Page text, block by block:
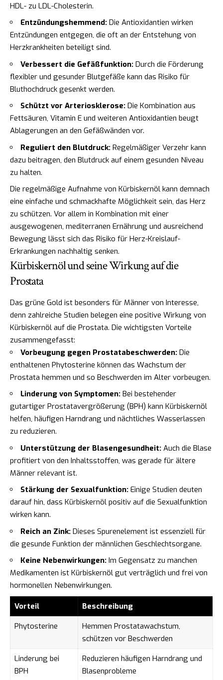
HDL- zu LDL-Cholesterin.
Entzündungshemmend: Die Antioxidantien wirken
Entzündungen entgegen, die oft an der Entstehung von
Herzkrankheiten beteiligt sind.
Verbessert die Gefäßfunktion: Durch die Förderung
flexibler und gesunder Blutgefäße kann das Risiko für
Bluthochdruck gesenkt werden.
Schützt vor Arteriosklerose: Die Kombination aus
Fettsäuren, Vitamin E und weiteren Antioxidantien beugt
Ablagerungen an den Gefäßwänden vor.
Reguliert den Blutdruck: Regelmäßiger Verzehr kann
dazu beitragen, den Blutdruck auf einem gesunden Niveau
zu halten.
Die regelmäßige Aufnahme von Kürbiskernöl kann demnach
eine einfache und schmackhafte Möglichkeit sein, das Herz
zu schützen. Vor allem in Kombination mit einer
ausgewogenen, mediterranen Ernährung und ausreichend
Bewegung lässt sich das Risiko für Herz-Kreislauf-
Erkrankungen nachhaltig senken.
Kürbiskernöl und seine Wirkung auf die
Prostata
Das grüne Gold ist besonders für Männer von Interesse,
denn zahlreiche Studien belegen eine positive Wirkung von
Kürbiskernöl auf die Prostata. Die wichtigsten Vorteile
zusammengefasst:
Vorbeugung gegen Prostatabeschwerden: Die
enthaltenen Phytosterine können das Wachstum der
Prostata hemmen und so Beschwerden im Alter vorbeugen.
Linderung von Symptomen: Bei bestehender
gutartiger Prostatavergrößerung (BPH) kann Kürbiskernöl
helfen, häufigen Harndrang und nächtliches Wasserlassen
zu reduzieren.
Unterstützung der Blasengesundheit: Auch die Blase
profitiert von den Inhaltsstoffen, was gerade für ältere
Männer relevant ist.
Stärkung der Sexualfunktion: Einige Studien deuten
darauf hin, dass Kürbiskernöl positiv auf die Sexualfunktion
wirken kann.
Reich an Zink: Dieses Spurenelement ist essenziell für
die gesunde Funktion der männlichen Geschlechtsorgane.
Keine Nebenwirkungen: Im Gegensatz zu manchen
Medikamenten ist Kürbiskernöl gut verträglich und frei von
hormonellen Nebenwirkungen.
Vorteil
Beschreibung
Phytosterine
Hemmen Prostatawachstum,
schützen vor Beschwerden
Linderung bei
BPH
Reduzieren häufigen Harndrang und
Blasenprobleme